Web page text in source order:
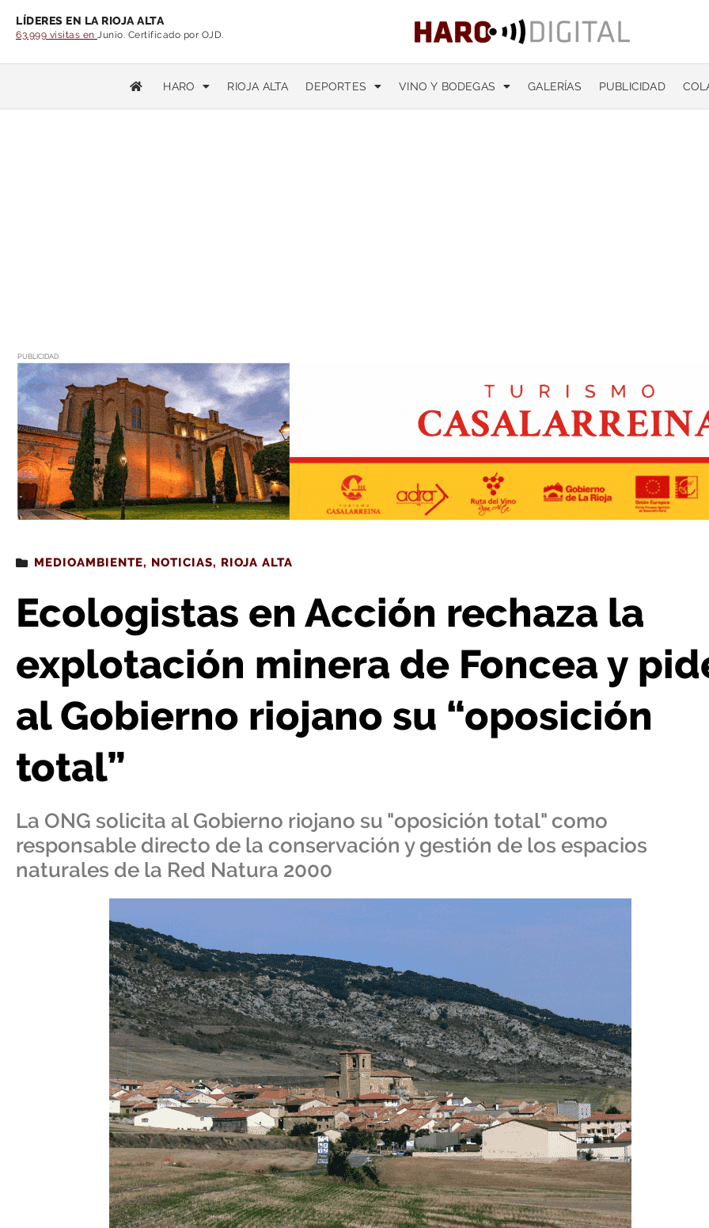
LÍDERES EN LA RIOJA ALTA
63.999 visitas en Junio. Certificado por OJD.
HARO RIOJA ALTA DEPORTES VINO Y BODEGAS GALERÍAS PUBLICIDAD
PUBLICIDAD
Estás leyendo : Ecologistas en Acción rechaza la explotación minera de Foncea y pide al Gobierno riojano su “oposición total”
MEDIOAMBIENTE, NOTICIAS, RIOJA ALTA
Ecologistas en Acción rechaza la
explotación minera de Foncea y
al Gobierno riojano su “oposición
total”
La ONG solicita al Gobierno riojano su "oposición total" como
responsable directo de la conservación y gestión de los espacios
naturales de la Red Natura 2000